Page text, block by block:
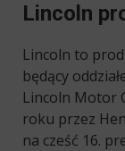
Lincoln
Lincoln to
będący
Lincoln Motor
roku przez
na cześć 16.